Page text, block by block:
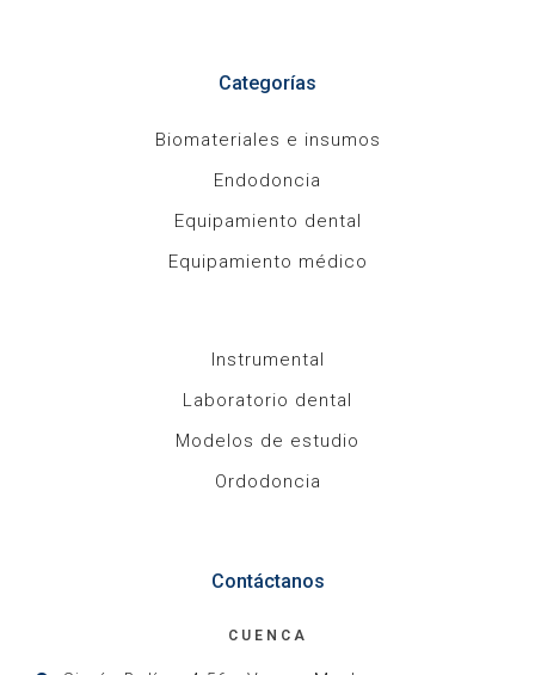
Categorías
Biomateriales e insumos
Endodoncia
Equipamiento dental
Equipamiento médico
Instrumental
Laboratorio dental
Modelos de estudio
Ordodoncia
Contáctanos
CUENCA